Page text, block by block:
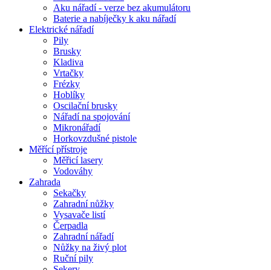
Aku nářadí - verze bez akumulátoru
Baterie a nabíječky k aku nářadí
Elektrické nářadí
Pily
Brusky
Kladiva
Vrtačky
Frézky
Hoblíky
Oscilační brusky
Nářadí na spojování
Mikronářadí
Horkovzdušné pistole
Měřící přístroje
Měřicí lasery
Vodováhy
Zahrada
Sekačky
Zahradní nůžky
Vysavače listí
Čerpadla
Zahradní nářadí
Nůžky na živý plot
Ruční pily